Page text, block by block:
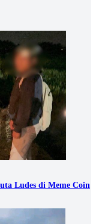
Ludes di Meme Coin